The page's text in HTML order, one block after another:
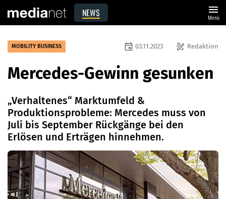
NEWS menu
Menü
MOBILITY BUSINESS draw Redaktion
event 03.11.2023
Mercedes-Gewinn gesunken
„Verhaltenes“ Marktumfeld &
Produktionsprobleme: Mercedes muss von
Juli bis September Rückgänge bei den
Erlösen und Erträgen hinnehmen.